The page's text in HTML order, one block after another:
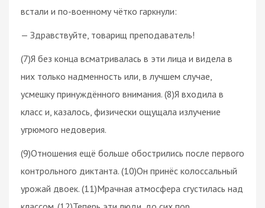
встали и по-военному чётко гаркнули:
— Здравствуйте, товарищ преподаватель!
(7)Я без конца всматривалась в эти лица и видела в
них только надменность или, в лучшем случае,
усмешку принуждённого внимания. (8)Я входила в
класс и, казалось, физически ощущала излучение
угрюмого недоверия.
(9)Отношения ещё больше обострились после первого
контрольного диктанта. (10)Он принёс колоссальный
урожай двоек. (11)Мрачная атмосфера сгустилась над